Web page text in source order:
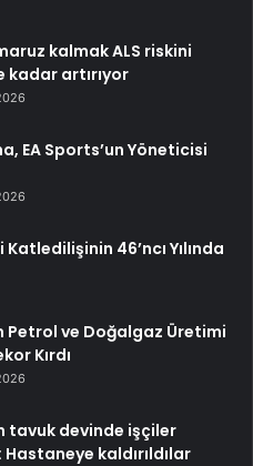
kalmak ALS riskini
kadar artırıyor
EA Sports’un Yöneticisi
46’ncı Yılında
Petrol ve Doğalgaz Üretimi
Kırdı
tavuk devinde işçiler
kaldırıldılar